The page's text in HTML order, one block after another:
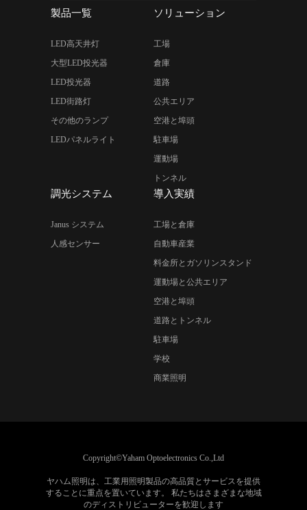
製品一覧
LED高天井灯
大型LED投光器
LED投光器
LED街路灯
その他のランプ
LEDパネルライト
ソリューション
工場
倉庫
道路
公共エリア
空港と埠頭
駐車場
運動場
トンネル
調光システム
Janus システム
人感センサー
導入実績
工場と倉庫
自動車産業
料金所とガソリンスタンド
運動場と公共エリア
空港と埠頭
道路とトンネル
駐車場
学校
商業照明
Copyright©Yaham Optoelectronics Co.,Ltd
ヤハム照明は、工業用照明製品の高品質とサービスを提供
することに重点を置いています。 私たちはさまざまな地域
のディストリビューターを歓迎します